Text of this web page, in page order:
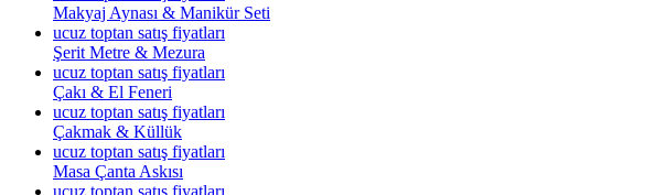
Makyaj Aynası & Manikür Seti
ucuz toptan satış fiyatları
Şerit Metre & Mezura
ucuz toptan satış fiyatları
Çakı & El Feneri
ucuz toptan satış fiyatları
Çakmak & Küllük
ucuz toptan satış fiyatları
Masa Çanta Askısı
ucuz toptan satış fiyatları